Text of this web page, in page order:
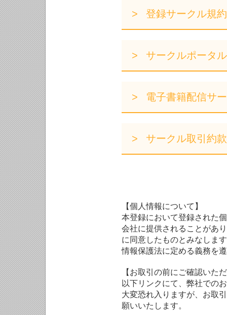
登録サークル規約
サークルポータ
電子書籍配信サ
サークル取引約款
【個人情報について】
本登録において登録された
会社に提供されることがあ
に同意したものとみなしま
情報保護法に定める義務を
【お取引の前にご確認いた
以下リンクにて、弊社での
大変恐れ入りますが、お取
願いいたします。